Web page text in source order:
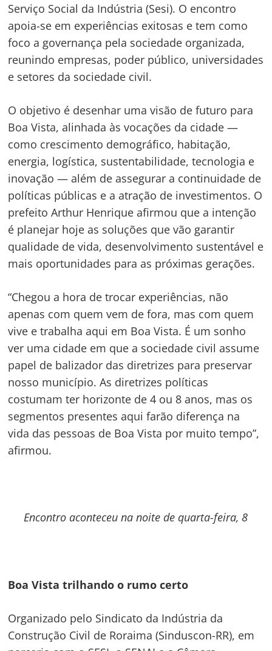
Serviço Social da Indústria (Sesi). O encontro
apoia-se em experiências exitosas e tem como
foco a governança pela sociedade organizada,
reunindo empresas, poder público, universidades
e setores da sociedade civil.
O objetivo é desenhar uma visão de futuro para
Boa Vista, alinhada às vocações da cidade —
como crescimento demográfico, habitação,
energia, logística, sustentabilidade, tecnologia e
inovação — além de assegurar a continuidade de
políticas públicas e a atração de investimentos. O
prefeito Arthur Henrique afirmou que a intenção
é planejar hoje as soluções que vão garantir
qualidade de vida, desenvolvimento sustentável e
mais oportunidades para as próximas gerações.
“Chegou a hora de trocar experiências, não
apenas com quem vem de fora, mas com quem
vive e trabalha aqui em Boa Vista. É um sonho
ver uma cidade em que a sociedade civil assume
papel de balizador das diretrizes para preservar
nosso município. As diretrizes políticas
costumam ter horizonte de 4 ou 8 anos, mas os
segmentos presentes aqui farão diferença na
vida das pessoas de Boa Vista por muito tempo”,
afirmou.
Encontro aconteceu na noite de quarta-feira, 8
Boa Vista trilhando o rumo certo
Organizado pelo Sindicato da Indústria da
Construção Civil de Roraima (Sinduscon-RR), em